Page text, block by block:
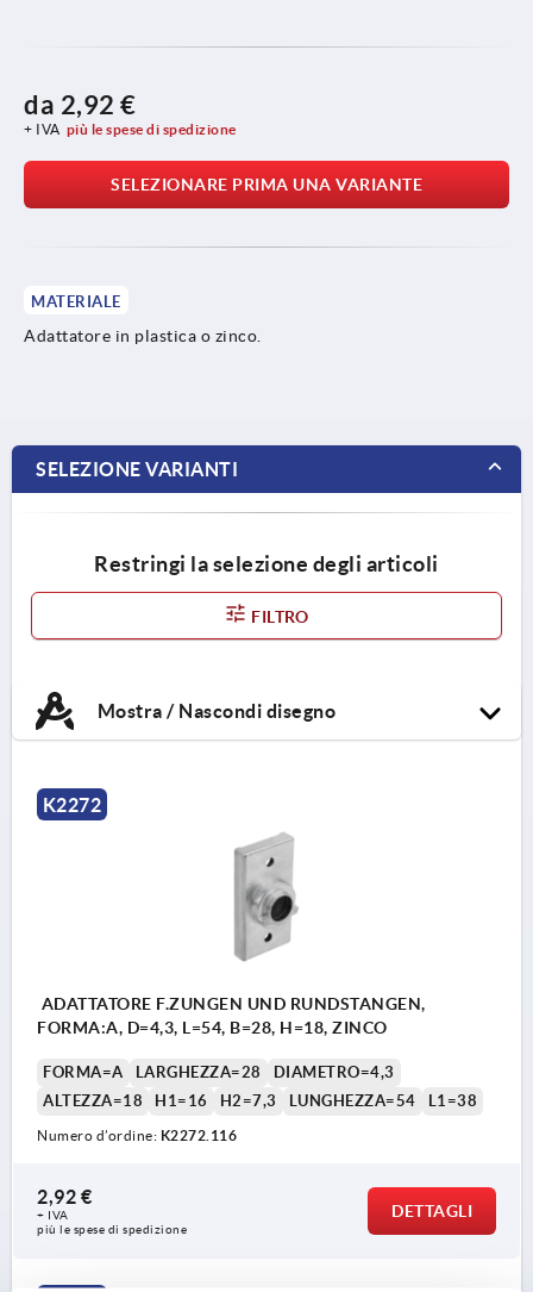
da 2,92 €
+ IVA più le spese di spedizione
SELEZIONARE PRIMA UNA VARIANTE
MATERIALE
Adattatore in plastica o zinco.
SELEZIONE VARIANTI
Restringi la selezione degli articoli
FILTRO
Mostra / Nascondi disegno
K2272
ADATTATORE F.ZUNGEN UND RUNDSTANGEN,
FORMA:A, D=4,3, L=54, B=28, H=18, ZINCO
FORMA=A LARGHEZZA=28
DIAMETRO=4,3
ALTEZZA=18
H1=16 H2=7,3 LUNGHEZZA=54 L1=38
Numero d’ordine: K2272.116
2,92 €
+ IVA
più le spese di spedizione
DETTAGLI